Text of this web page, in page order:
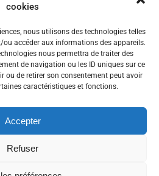
cookies
nous utilisons des technologies telles
ou accéder aux informations des appareils.
nous permettra de traiter des
de navigation ou les ID uniques sur ce
ou de retirer son consentement peut avoir
caractéristiques et fonctions.
Accepter
Refuser
Un service proposé par
Site
légales